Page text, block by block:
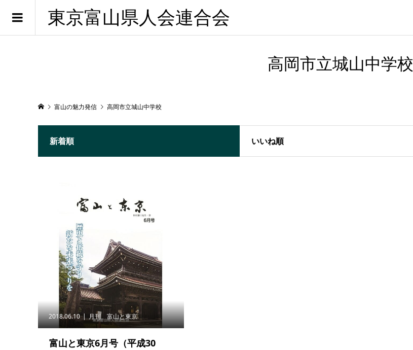
東京富山県人会連合会
高岡市立城山中学校
富山の魅力発信 高岡市立城山中学校
新着順 いいね順
2018.06.10 月刊 富山と東京
富山と東京6月号（平成30